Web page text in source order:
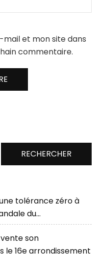
et mon site dans
commentaire.
RECHERCHER
tolérance zéro à
du…
son
le 16e arrondissement